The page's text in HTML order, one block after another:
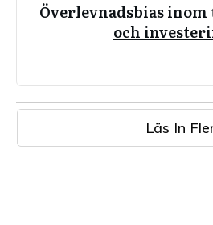
Överlevnadsbias
och
Läs In